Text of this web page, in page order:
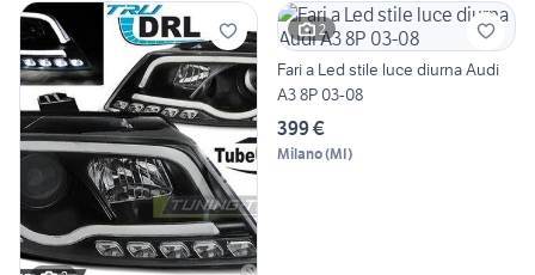
2
Fari a Led stile luce diurna Audi
A3 8P 03-08
399 €
Milano(MI)